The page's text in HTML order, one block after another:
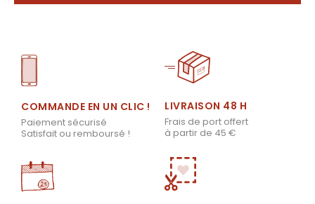
COMMANDE EN UN CLIC !
Paiement sécurisé
Satisfait ou remboursé !
LIVRAISON 48 H
Frais de port offert
à partir de 45 €